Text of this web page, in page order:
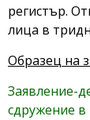
регистър.
лица в
Образец на
Заявление-
сдружение в